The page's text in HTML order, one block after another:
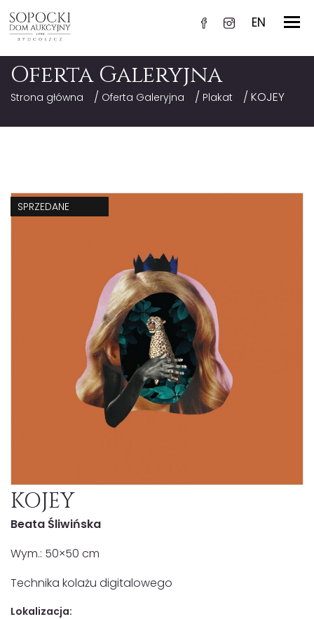
EN
Oferta Galeryjna
Strona główna / Oferta Galeryjna / Plakat / KOJEY
SPRZEDANE
KOJEY
Beata Śliwińska
Wym.: 50×50 cm
Technika kolażu digitalowego
Lokalizacja: